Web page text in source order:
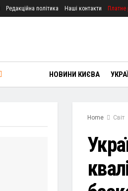
Редакційна політика Наші контакти Платне
НОВИНИ КИЄВА
Home Світ